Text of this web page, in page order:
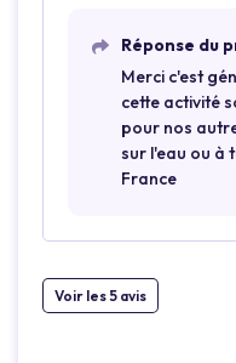
Réponse du
Merci c'est
cette activité
pour nos
sur l'eau ou à
France
Voir les 5 avis